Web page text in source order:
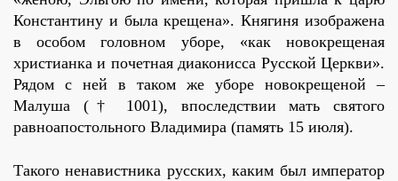
Константину и была крещена». Княгиня изображена
в особом головном уборе, «как новокрещеная
христианка и почетная диаконисса Русской Церкви».
Рядом с ней в таком же уборе новокрещеной –
Малуша († 1001), впоследствии мать святого
равноапостольного Владимира (память 15 июля).
Такого ненавистника русских, каким был император